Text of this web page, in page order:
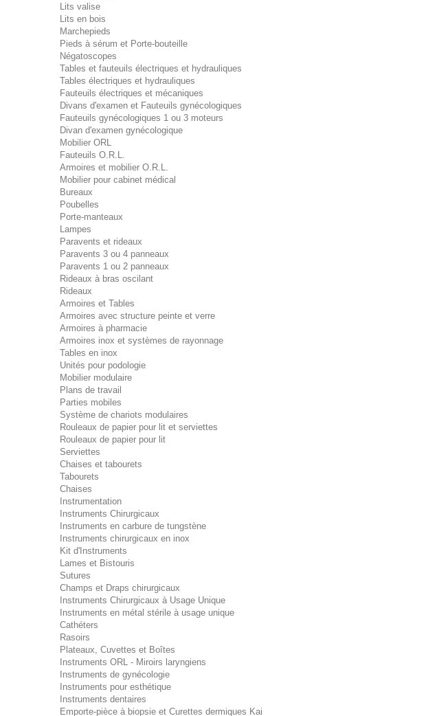
Lits valise
Lits en bois
Marchepieds
Pieds à sérum et Porte-bouteille
Négatoscopes
Tables et fauteuils électriques et hydrauliques
Tables électriques et hydrauliques
Fauteuils électriques et mécaniques
Divans d'examen et Fauteuils gynécologiques
Fauteuils gynécologiques 1 ou 3 moteurs
Divan d'examen gynécologique
Mobilier ORL
Fauteuils O.R.L.
Armoires et mobilier O.R.L.
Mobilier pour cabinet médical
Bureaux
Poubelles
Porte-manteaux
Lampes
Paravents et rideaux
Paravents 3 ou 4 panneaux
Paravents 1 ou 2 panneaux
Rideaux à bras oscilant
Rideaux
Armoires et Tables
Armoires avec structure peinte et verre
Armoires à pharmacie
Armoires inox et systèmes de rayonnage
Tables en inox
Unités pour podologie
Mobilier modulaire
Plans de travail
Parties mobiles
Système de chariots modulaires
Rouleaux de papier pour lit et serviettes
Rouleaux de papier pour lit
Serviettes
Chaises et tabourets
Tabourets
Chaises
Instrumentation
Instruments Chirurgicaux
Instruments en carbure de tungstène
Instruments chirurgicaux en inox
Kit d'Instruments
Lames et Bistouris
Sutures
Champs et Draps chirurgicaux
Instruments Chirurgicaux à Usage Unique
Instruments en métal stérile à usage unique
Cathéters
Rasoirs
Plateaux, Cuvettes et Boîtes
Instruments ORL - Miroirs laryngiens
Instruments de gynécologie
Instruments pour esthétique
Instruments dentaires
Emporte-pièce à biopsie et Curettes dermiques Kai